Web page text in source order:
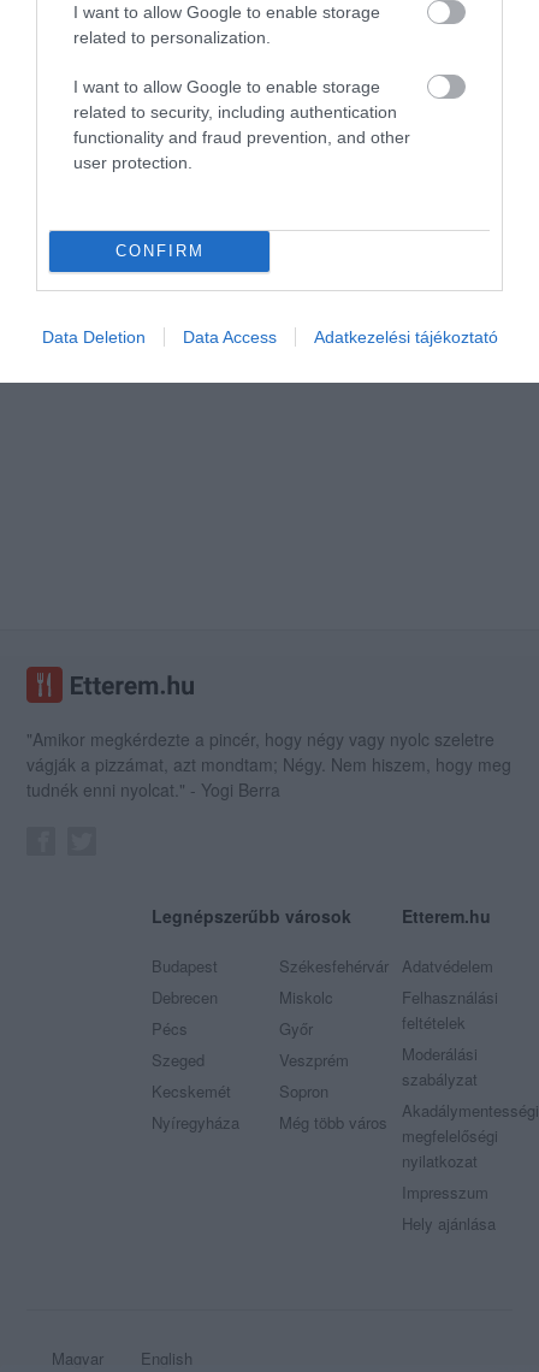
I want to allow Google to enable storage
related to personalization.
I want to allow Google to enable storage
related to security, including authentication
functionality and fraud prevention, and other
user protection.
CONFIRM
Data Deletion Data Access Adatkezelési tájékoztató
"Amikor megkérdezte a pincér, hogy négy vagy nyolc szeletre
vágják a pizzámat, azt mondtam; Négy. Nem hiszem, hogy meg
tudnék enni nyolcat." - Yogi Berra
Legnépszerűbb városok
Budapest
Debrecen
Pécs
Szeged
Kecskemét
Nyíregyháza
Székesfehérvár
Miskolc
Győr
Veszprém
Sopron
Még több város
Etterem.hu
Adatvédelem
Felhasználási
feltételek
Moderálási
szabályzat
Akadálymentességi
megfelelőségi
nyilatkozat
Impresszum
Hely ajánlása
Magyar English